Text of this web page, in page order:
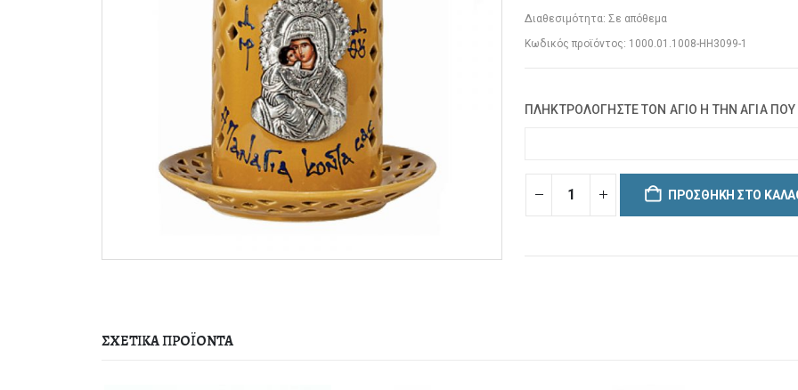
Διαθεσιμότητα: Σε απόθεμα
Κωδικός προϊόντος: 1000.01.1008-ΗΗ3099-1
ΠΛΗΚΤΡΟΛΟΓΗΣΤΕ ΤΟΝ ΑΓΙΟ Η ΤΗΝ ΑΓΙΑ ΠΟΥ
ΠΡΟΣΘΉΚΗ ΣΤΟ
ΣΧΕΤΙΚΆ ΠΡΟΪΌΝΤΑ